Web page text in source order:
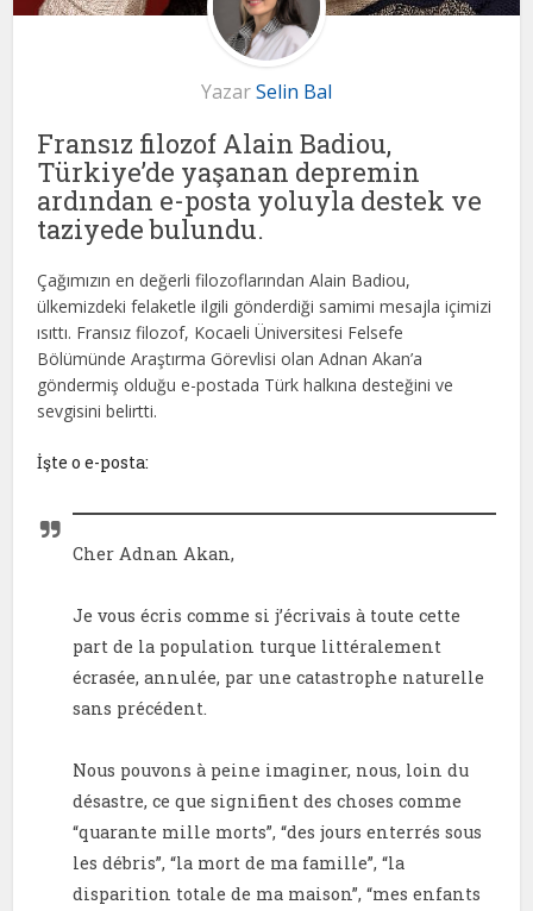
YazarSelin Bal
Fransız filozof Alain Badiou,
Türkiye’de yaşanan depremin
ardından e-posta yoluyla destek ve
taziyede bulundu.
Çağımızın en değerli filozoflarından Alain Badiou,
ülkemizdeki felaketle ilgili gönderdiği samimi mesajla içimizi
ısıttı. Fransız filozof, Kocaeli Üniversitesi Felsefe
Bölümünde Araştırma Görevlisi olan Adnan Akan’a
göndermiş olduğu e-postada Türk halkına desteğini ve
sevgisini belirtti.
İşte o e-posta:
Cher Adnan Akan,
Je vous écris comme si j’écrivais à toute cette
part de la population turque littéralement
écrasée, annulée, par une catastrophe naturelle
sans précédent.
Nous pouvons à peine imaginer, nous, loin du
désastre, ce que signifient des choses comme
“quarante mille morts”, “des jours enterrés sous
les débris”, “la mort de ma famille”, “la
disparition totale de ma maison”, “mes enfants